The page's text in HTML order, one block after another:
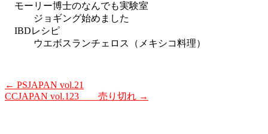
モーリー博士のなんでも実験室
ジョギング始めました
IBDレシピ
ウエボスランチェロス（メキシコ料理）
← PSJAPAN vol.21
CCJAPAN vol.123 売り切れ →